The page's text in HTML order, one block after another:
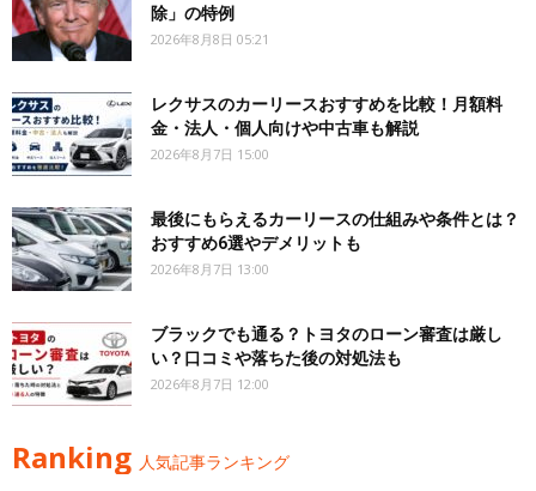
除」の特例
2026年8月8日 05:21
レクサスのカーリースおすすめを比較！月額料
金・法人・個人向けや中古車も解説
2026年8月7日 15:00
最後にもらえるカーリースの仕組みや条件とは？
おすすめ6選やデメリットも
2026年8月7日 13:00
ブラックでも通る？トヨタのローン審査は厳し
い？口コミや落ちた後の対処法も
2026年8月7日 12:00
Ranking 人気記事ランキング